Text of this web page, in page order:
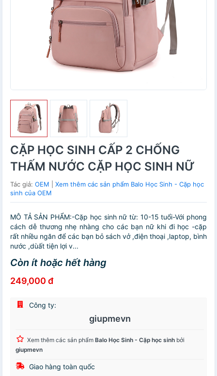
CẶP HỌC SINH CẤP 2 CHỐNG
THẤM NƯỚC CẶP HỌC SINH NỮ
Tác giả: OEM
Xem thêm các sản phẩm Balo Học Sinh - Cặp học
sinh của OEM
MÔ TẢ SẢN PHẨM:-Cặp học sinh nữ từ: 10-15 tuổi-Với phong
cách dễ thương nhẹ nhàng cho các bạn nữ khi đi học -cặp
rất nhiều ngăn để các bạn bỏ sách vở ,điện thoại ,laptop, bình
nước ,dùất tiện lợi v...
Còn ít hoặc hết hàng
249,000 đ
Công ty:
giupmevn
Xem thêm các sản phẩm Balo Học Sinh - Cặp học sinh bởi
giupmevn
Giao hàng toàn quốc